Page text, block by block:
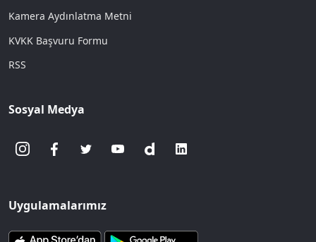
Kamera Aydınlatma Metni
KVKK Başvuru Formu
RSS
Sosyal Medya
Uygulamalarımız